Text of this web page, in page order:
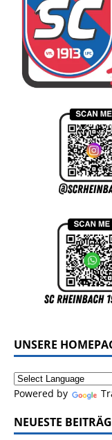
UNSERE
Powered by
NEUESTE